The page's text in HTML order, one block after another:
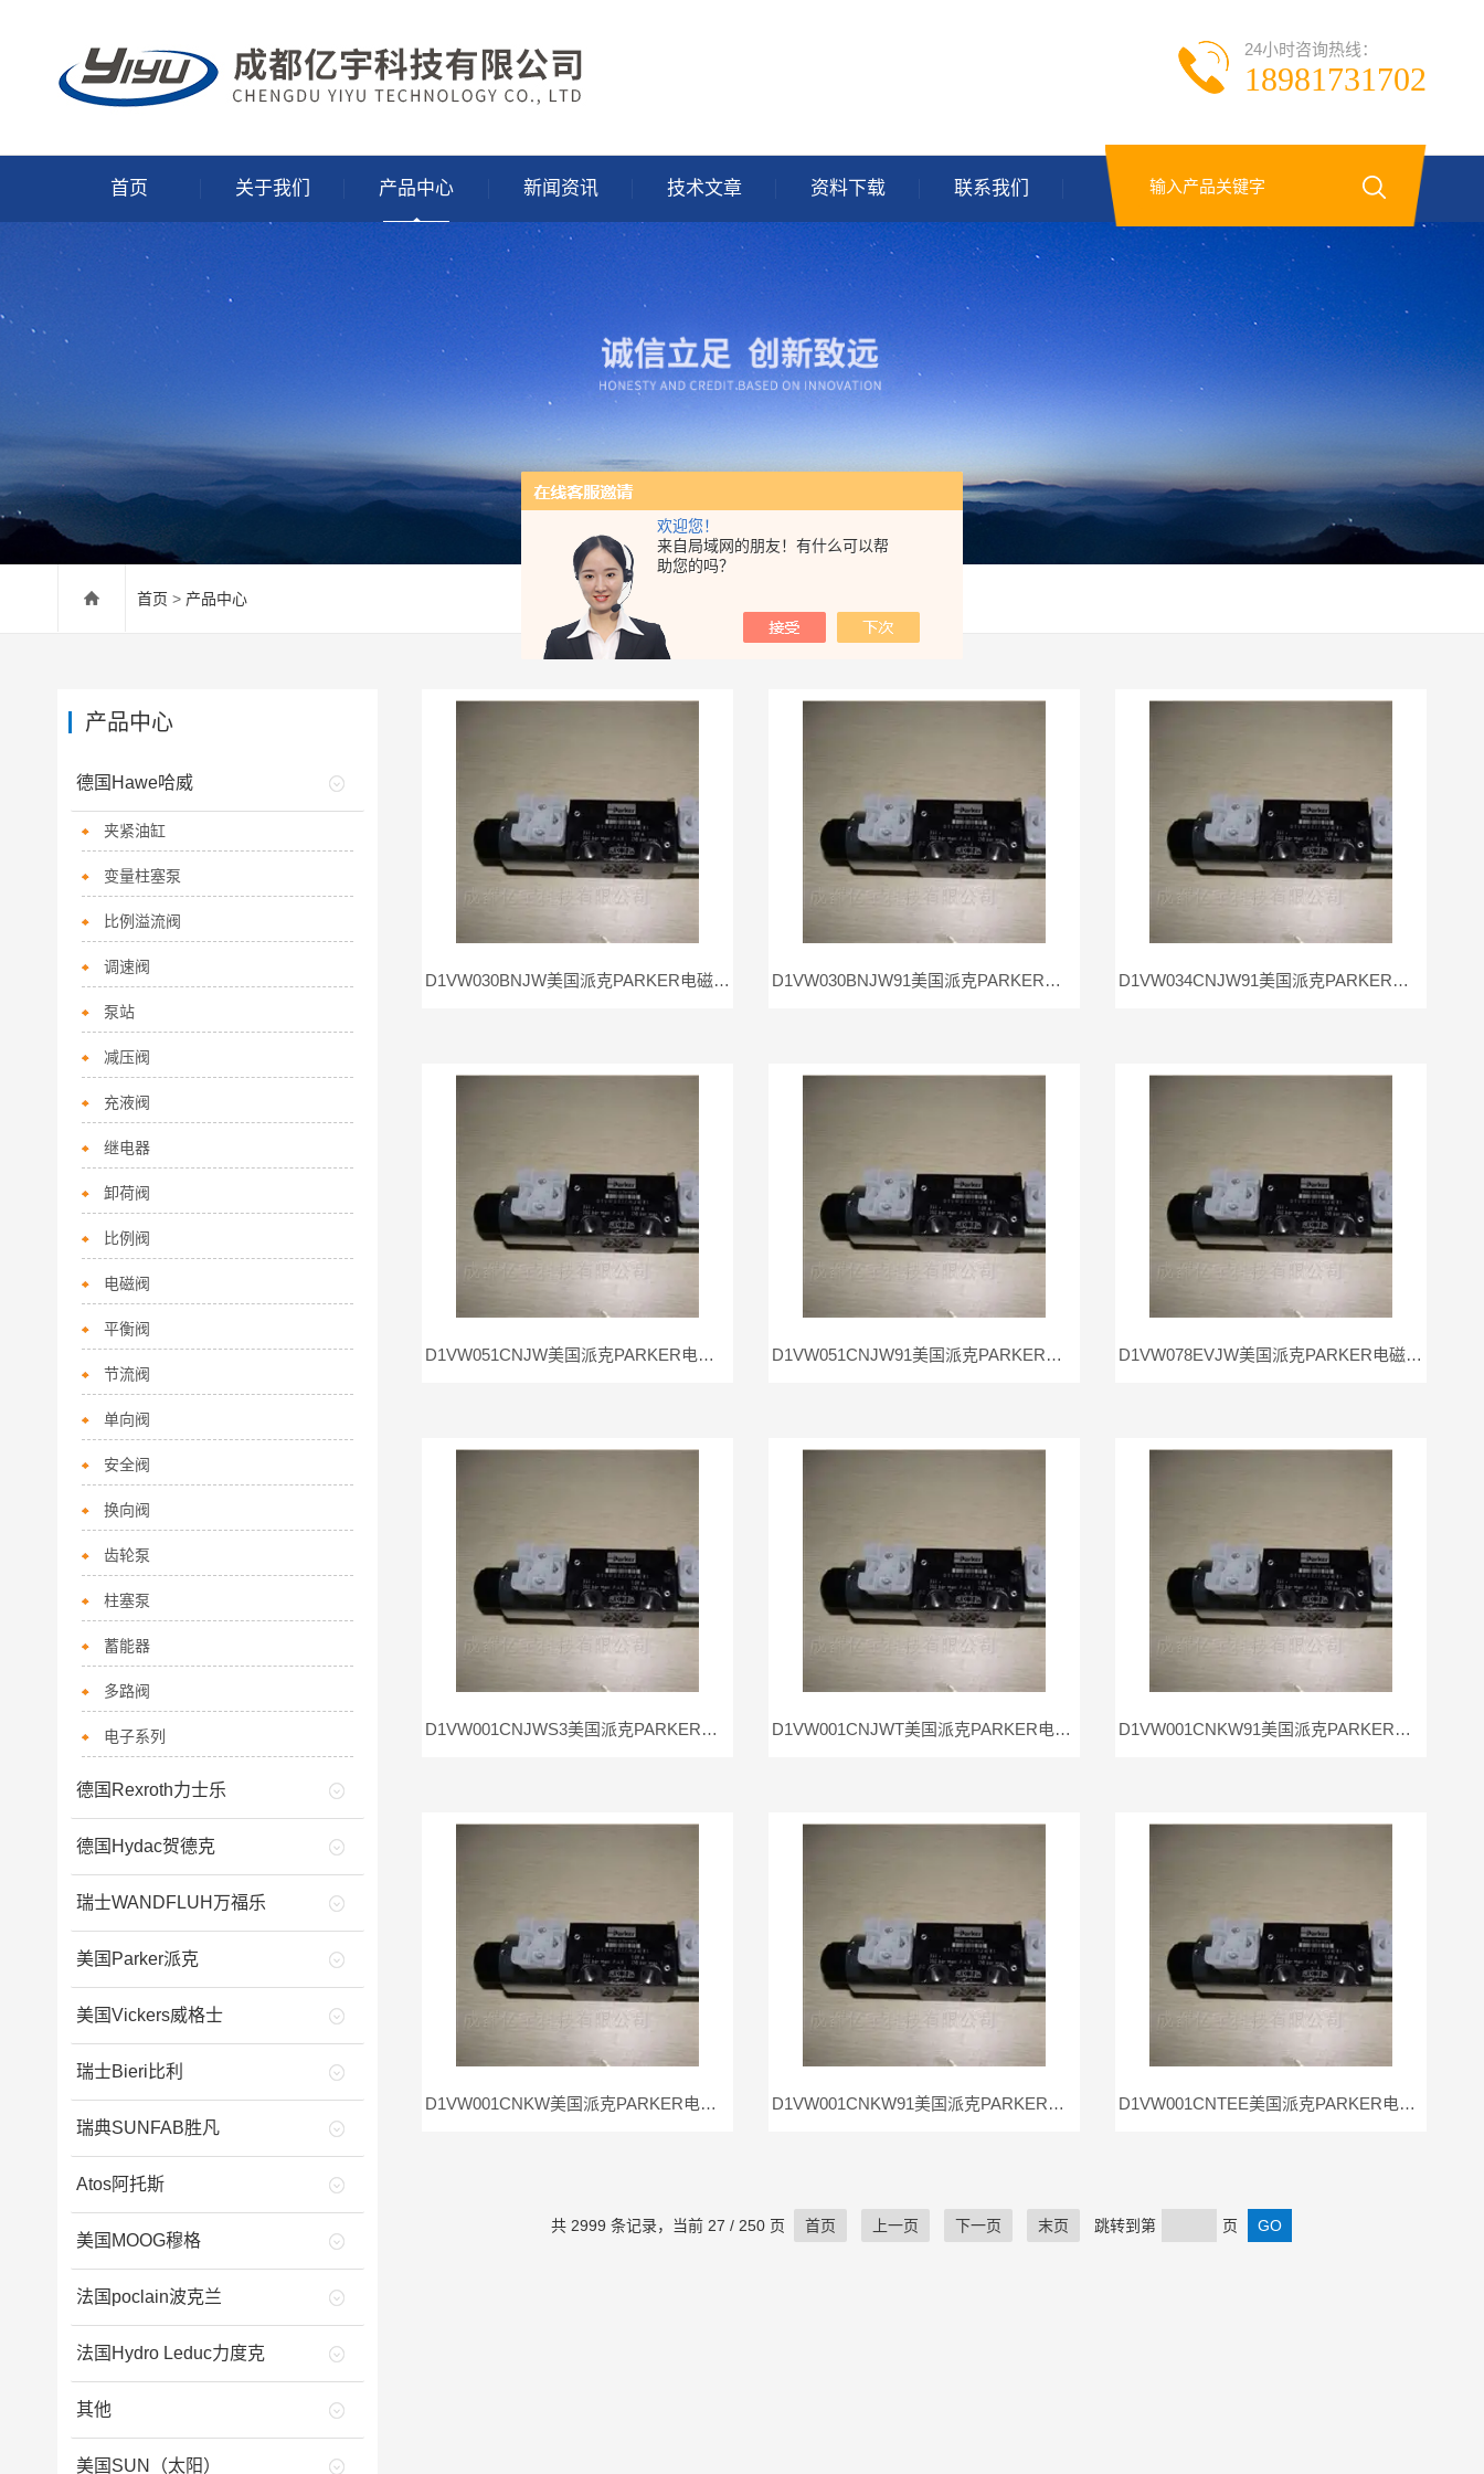
欢迎您！
来自局域网的朋友！有什么可以帮
助您的吗？
24小时咨询热线：
18981731702
首页 关于我们 产品中心 新闻资讯 技术文章 资料下载 联系我们
首页 > 产品中心
产品中心
德国Hawe哈威
夹紧油缸
变量柱塞泵
比例溢流阀
调速阀
泵站
减压阀
充液阀
继电器
卸荷阀
比例阀
电磁阀
平衡阀
节流阀
单向阀
安全阀
换向阀
齿轮泵
柱塞泵
蓄能器
多路阀
电子系列
德国Rexroth力士乐
德国Hydac贺德克
瑞士WANDFLUH万福乐
美国Parker派克
美国Vickers威格士
瑞士Bieri比利
瑞典SUNFAB胜凡
Atos阿托斯
美国MOOG穆格
法国poclain波克兰
法国Hydro Leduc力度克
其他
美国SUN（太阳）
D1VW030BNJW美国派克PARKER电磁阀D1VW030BNJ现货 D1VW030BNJW91美国派克PARKER电磁阀D1VW030BNJW9现货 D1VW034CNJW91美国派克PARKER电磁阀D1VW034CNJW现货
D1VW051CNJW美国派克PARKER电磁阀D1VW051CNJw现货 D1VW051CNJW91美国派克PARKER电磁阀D1VW051CNJW现货 D1VW078EVJW美国派克PARKER电磁阀D1VW078EVJw现货
D1VW001CNJWS3美国派克PARKER电磁阀D1VW001CNJWS现货 D1VW001CNJWT美国派克PARKER电磁阀D1VW001CNJW现货 D1VW001CNKW91美国派克PARKER电磁阀D1VW001CNKW现货
D1VW001CNKW美国派克PARKER电磁阀D1VW001CNKw现货 D1VW001CNKW91美国派克PARKER电磁阀D1VW001CNKW现货供应 D1VW001CNTEE美国派克PARKER电磁阀D1VW001CNTE现货供应
共 2999 条记录，当前 27 / 250 页 首页 上一页 下一页 末页 跳转到第 页